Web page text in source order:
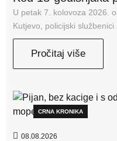
U petak 7. kolovoza 2026.
Kutjevo, policijski službenici
Pročitaj više
CRNA KRONIKA
08.08.2026